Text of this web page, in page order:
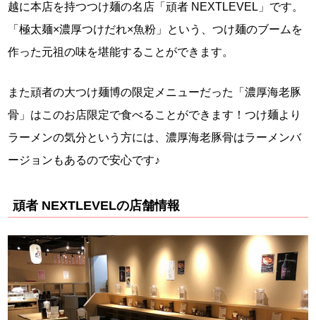
越に本店を持つつけ麺の名店「頑者 NEXTLEVEL」です。
「極太麺×濃厚つけだれ×魚粉」という、つけ麺のブームを
作った元祖の味を堪能することができます。
また頑者の大つけ麺博の限定メニューだった「濃厚海老豚
骨」はこのお店限定で食べることができます！つけ麺より
ラーメンの気分という方には、濃厚海老豚骨はラーメンバ
ージョンもあるので安心です♪
頑者 NEXTLEVELの店舗情報